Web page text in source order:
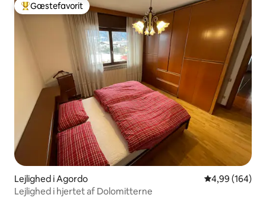
Bedste gæstefavorit
Gæstefavorit
Lejlighed i Agordo 4,99 ud af 5 i
4,99 (164)
Lejlighed i hjertet af Dolomitterne